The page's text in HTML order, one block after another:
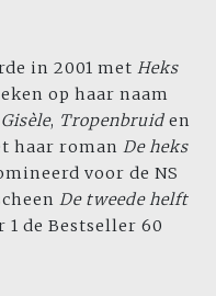
in 2001 met Heks
op haar naam
Gisèle, Tropenbruid en
haar roman De heks
voor de NS
De tweede helft
de Bestseller 60